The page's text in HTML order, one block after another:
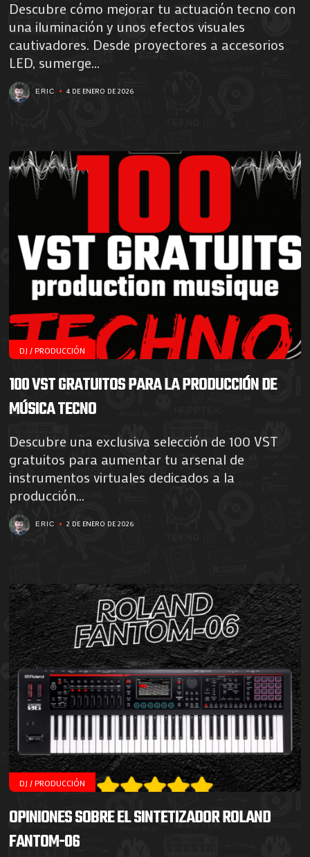
Descubre cómo mejorar tu actuación tecno con
una iluminación y unos efectos visuales
cautivadores. Desde proyectores a accesorios
LED, sumerge...
ERIC 4 DE ENERO DE 2026
DJ / PRODUCCIÓN
100 VST GRATUITOS PARA LA PRODUCCIÓN DE
MÚSICA TECNO
Descubre una exclusiva selección de 100 VST
gratuitos para aumentar tu arsenal de
instrumentos virtuales dedicados a la
producción...
ERIC 2 DE ENERO DE 2026
DJ / PRODUCCIÓN
OPINIONES SOBRE EL SINTETIZADOR ROLAND
FANTOM-06